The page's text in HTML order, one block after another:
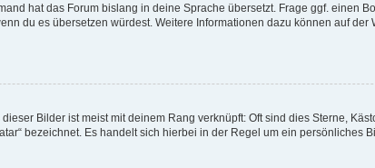
hat das Forum bislang in deine Sprache übersetzt. Frage ggf. einen
du es übersetzen würdest. Weitere Informationen dazu können auf der
Bilder ist meist mit deinem Rang verknüpft: Oft sind dies Sterne,
bezeichnet. Es handelt sich hierbei in der Regel um ein persönliches